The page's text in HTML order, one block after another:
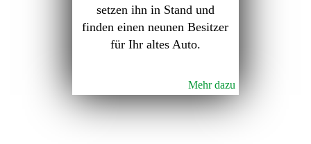
setzen ihn in Stand und
finden einen neunen Besitzer
für Ihr altes Auto.
Mehr dazu